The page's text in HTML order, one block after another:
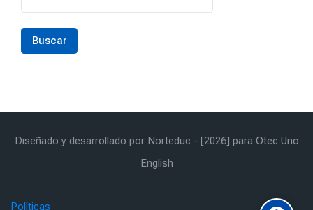
Diseñado y desarrollado por Norteduc - [2026] para Otec Uno
English
Políticas